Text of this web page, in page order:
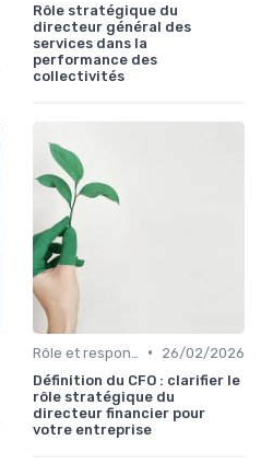
Rôle stratégique du
directeur général des
services dans la
performance des
collectivités
•
26/02/2026
Définition du CFO : clarifier le
rôle stratégique du
directeur financier pour
votre entreprise